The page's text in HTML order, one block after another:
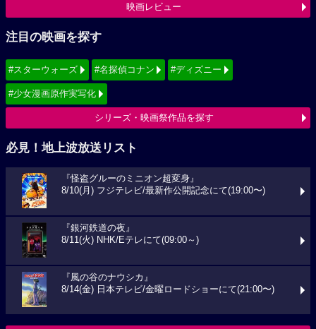
映画レビュー
注目の映画を探す
#スターウォーズ #名探偵コナン #ディズニー
#少女漫画原作実写化
シリーズ・映画祭作品を探す
必見！地上波放送リスト
『怪盗グルーのミニオン超変身』
8/10(月) フジテレビ/最新作公開記念にて(19:00〜)
『銀河鉄道の夜』
8/11(火) NHK/Eテレにて(09:00～)
『風の谷のナウシカ』
8/14(金) 日本テレビ/金曜ロードショーにて(21:00〜)